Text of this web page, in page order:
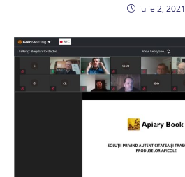
iulie 2, 2021